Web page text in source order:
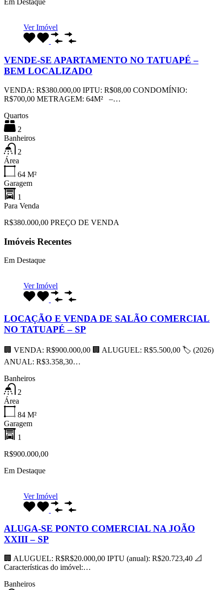
Em Destaque
Ver Imóvel
VENDE-SE APARTAMENTO NO TATUAPÉ –
BEM LOCALIZADO
VENDA: R$380.000,00 IPTU: R$08,00 CONDOMÍNIO:
R$700,00 METRAGEM: 64M² –…
Quartos
2
Banheiros
2
Área
64 M²
Garagem
1
Para Venda
R$380.000,00 PREÇO DE VENDA
Imóveis Recentes
Em Destaque
Ver Imóvel
LOCAÇÃO E VENDA DE SALÃO COMERCIAL
NO TATUAPÉ – SP
🏢 VENDA: R$900.000,00 🏢 ALUGUEL: R$5.500,00 🏷 (2026)
ANUAL: R$3.358,30…
Banheiros
2
Área
84 M²
Garagem
1
R$900.000,00
Em Destaque
Ver Imóvel
ALUGA-SE PONTO COMERCIAL NA JOÃO
XXIII – SP
🏢 ALUGUEL: R$R$20.000,00 IPTU (anual): R$20.723,40 📐
Características do imóvel:…
Banheiros